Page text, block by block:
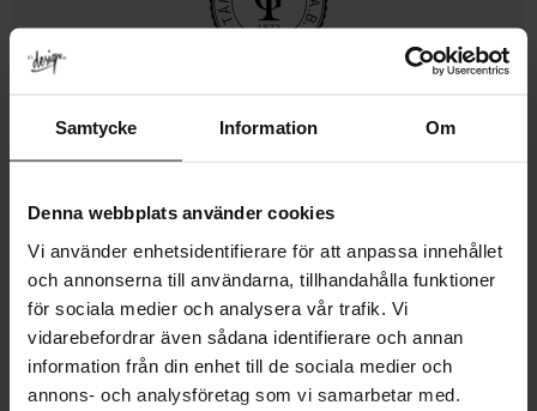
Samtycke Information Om
Denna webbplats använder cookies
Vi använder enhetsidentifierare för att anpassa innehållet
och annonserna till användarna, tillhandahålla funktioner
för sociala medier och analysera vår trafik. Vi
vidarebefordrar även sådana identifierare och annan
information från din enhet till de sociala medier och
annons- och analysföretag som vi samarbetar med.
LEVERANS & RETUR
RECENSIONER